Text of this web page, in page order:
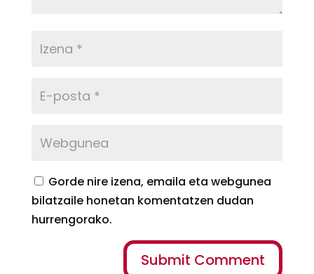
Gorde nire izena, emaila eta webgunea
bilatzaile honetan komentatzen dudan
hurrengorako.